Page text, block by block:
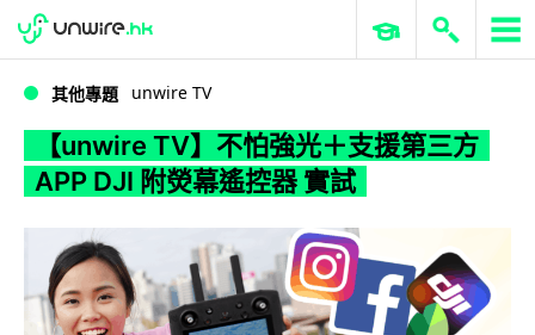
WWDC 2026 ERP 與商業 AI
其他專題 unwire TV
【unwire TV】不怕強光＋支援第三方
APP DJI 附熒幕遙控器 實試